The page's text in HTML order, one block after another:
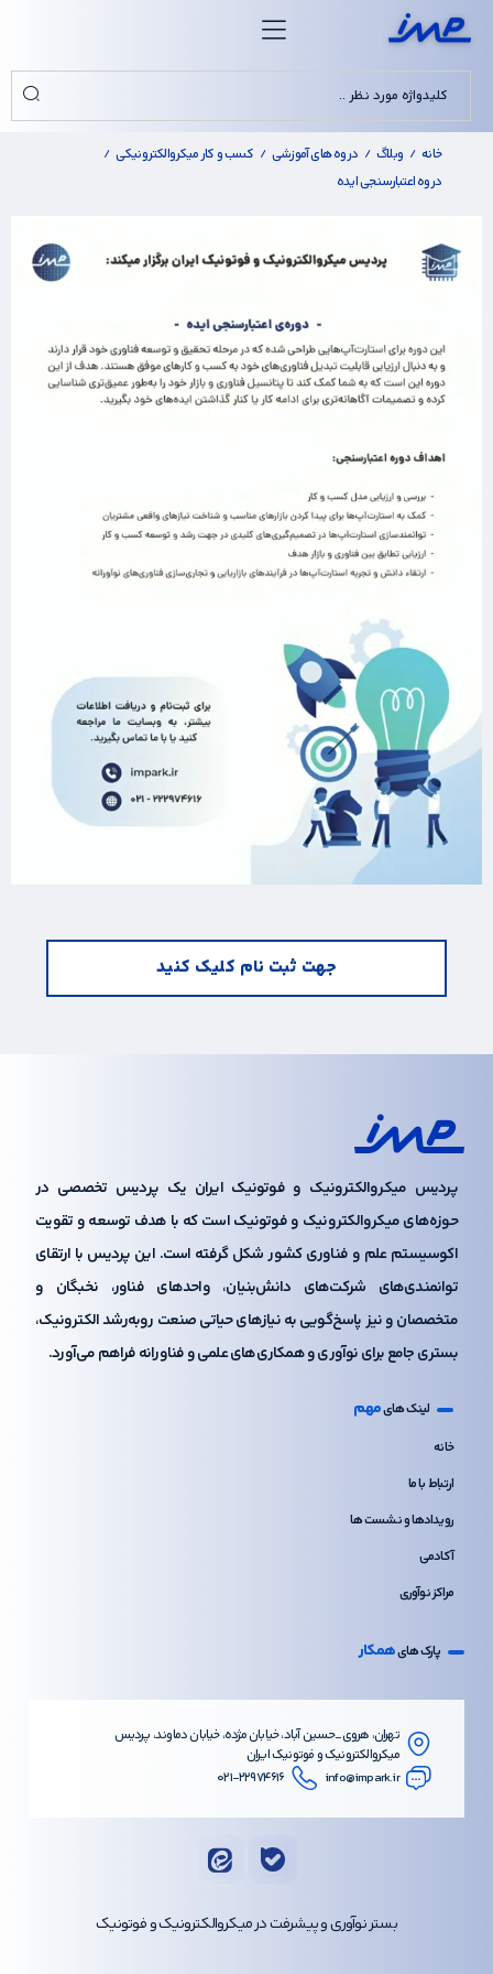
خانه / وبلاگ / دروه های آموزشی / کسب و کار میکروالکترونیکی /
دروه اعتبارسنجی ایده
جهت ثبت نام کلیک کنید
پردیس میکروالکترونیک و فوتونیک ایران یک پردیس تخصصی در
حوزه‌های میکروالکترونیک و فوتونیک است که با هدف توسعه و تقویت
اکوسیستم علم و فناوری کشور شکل گرفته است. این پردیس با ارتقای
توانمندی‌های شرکت‌های دانش‌بنیان، واحدهای فناور، نخبگان و
متخصصان و نیز پاسخ‌گویی به نیازهای حیاتی صنعت رو‌به‌رشد الکترونیک،
بستری جامع برای نوآوری و همکاری‌های علمی و فناورانه فراهم می‌آورد.
لینک هایمهم
خانه
ارتباط با ما
رویدادها و نشست ها
آکادمی
مراکز نوآوری
پارک هایهمکار
تهران، هروی_حسین آباد، خیابان مژده، خیابان دماوند، پردیس
میکروالکترونیک و فوتونیک ایران
info@impark.ir
۰۲۱-۲۲۹۷۴۶۱۶
بستر نوآوری و پیشرفت در میکروالکترونیک و فوتونیک